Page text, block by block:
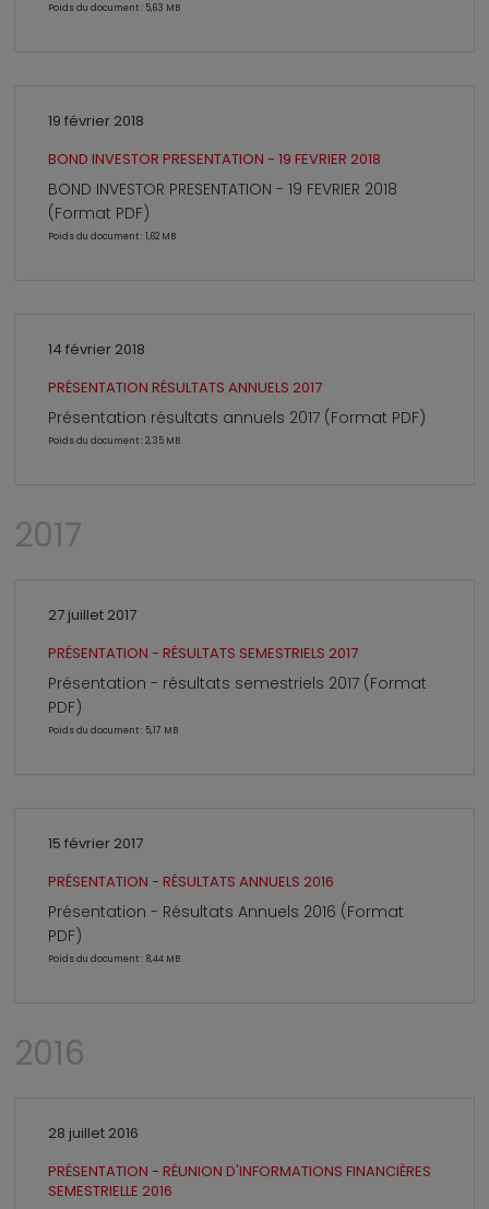
Poids du document : 5,63 MB
19 février 2018
BOND INVESTOR PRESENTATION - 19 FEVRIER 2018
BOND INVESTOR PRESENTATION - 19 FEVRIER 2018
(Format PDF)
Poids du document : 1,62 MB
14 février 2018
PRÉSENTATION RÉSULTATS ANNUELS 2017
Présentation résultats annuels 2017 (Format PDF)
Poids du document : 2,35 MB
2017
27 juillet 2017
PRÉSENTATION - RÉSULTATS SEMESTRIELS 2017
Présentation - résultats semestriels 2017 (Format
PDF)
Poids du document : 5,17 MB
15 février 2017
PRÉSENTATION - RÉSULTATS ANNUELS 2016
Présentation - Résultats Annuels 2016 (Format
PDF)
Poids du document : 8,44 MB
2016
28 juillet 2016
PRÉSENTATION - RÉUNION D'INFORMATIONS FINANCIÈRES
SEMESTRIELLE 2016